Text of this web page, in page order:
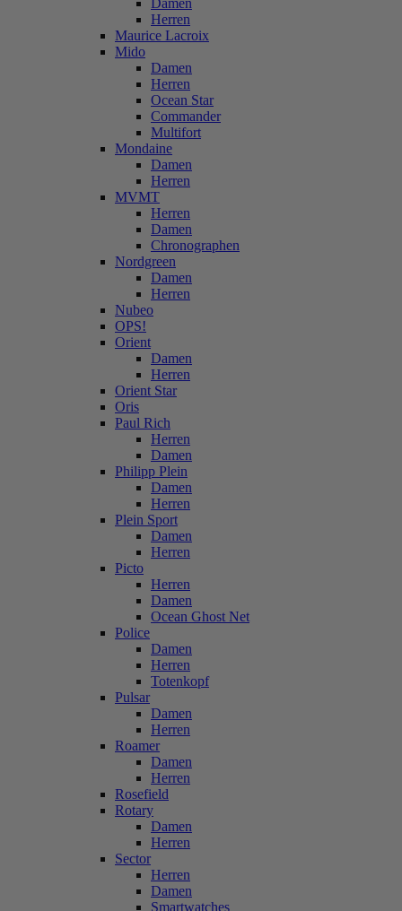
Damen
Herren
Maurice Lacroix
Mido
Damen
Herren
Ocean Star
Commander
Multifort
Mondaine
Damen
Herren
MVMT
Herren
Damen
Chronographen
Nordgreen
Damen
Herren
Nubeo
OPS!
Orient
Damen
Herren
Orient Star
Oris
Paul Rich
Herren
Damen
Philipp Plein
Damen
Herren
Plein Sport
Damen
Herren
Picto
Herren
Damen
Ocean Ghost Net
Police
Damen
Herren
Totenkopf
Pulsar
Damen
Herren
Roamer
Damen
Herren
Rosefield
Rotary
Damen
Herren
Sector
Herren
Damen
Smartwatches